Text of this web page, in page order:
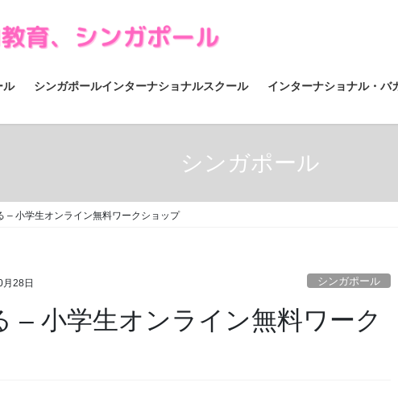
ル シンガポールインターナショナルスクール インターナショナル・バ
シンガポール
– 小学生オンライン無料ワークショップ
28日 シンガポール
– 小学生オンライン無料ワーク